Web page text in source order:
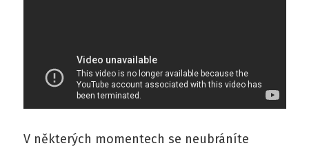
V některých momentech se neubráníte